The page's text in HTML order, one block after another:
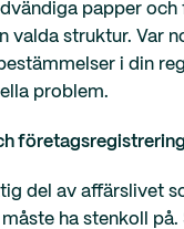
papper
valda struktur. Var
i din
problem.
företagsregistrering
del av affärslivet
ha stenkoll på.